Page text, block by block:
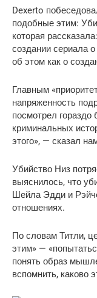
Dexerto
подобные этим:
которая
создании сериала
об этом как о
Главным
напряженность
посмотрел
криминальных
этого», — сказал
Убийство Низ
выяснилось, что
Шейла Эдди и
отношениях.
По словам Титли,
этим» —
понять образ
вспомнить, каково